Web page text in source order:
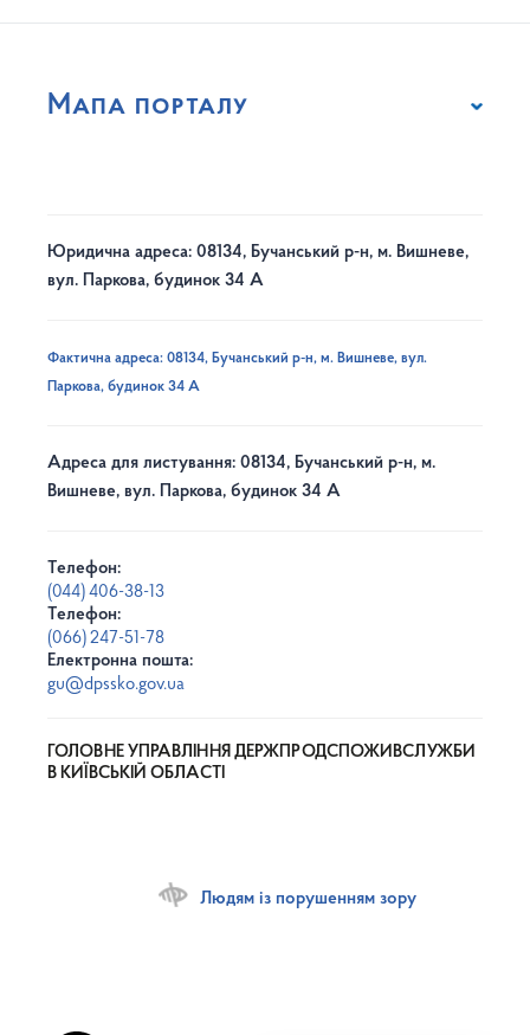
Мапа порталу
Юридична адреса: 08134, Бучанський р-н, м. Вишневе,
вул. Паркова, будинок 34 А
Фактична адреса: 08134, Бучанський р-н, м. Вишневе, вул.
Паркова, будинок 34 А
Адреса для листування: 08134, Бучанський р-н, м.
Вишневе, вул. Паркова, будинок 34 А
Телефон:
(044) 406-38-13
Телефон:
(066) 247-51-78
Електронна пошта:
gu@dpssko.gov.ua
ГОЛОВНЕ УПРАВЛІННЯ ДЕРЖПРОДСПОЖИВСЛУЖБИ
В КИЇВСЬКІЙ ОБЛАСТІ
Людям із порушенням зору